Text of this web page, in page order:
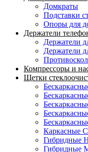
Домкраты
Подставки
Опоры для
Держатели
Держатели
Держатели
Компрессоры и
Щетки
Каркасные
Гибридные
Гибридные